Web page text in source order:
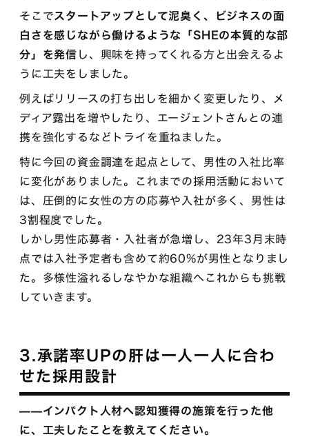
そこでスタートアップとして泥臭く、ビジネスの面
白さを感じながら働けるような「SHEの本質的な部
分」を発信し、興味を持ってくれる方と出会えるよ
うに工夫をしました。
例えばリリースの打ち出しを細かく変更したり、メ
ディア露出を増やしたり、エージェントさんとの連
携を強化するなどトライを重ねました。
特に今回の資金調達を起点として、男性の入社比率
に変化がありました。これまでの採用活動において
は、圧倒的に女性の方の応募や入社が多く、男性は
3割程度でした。
しかし男性応募者・入社者が急増し、23年3月末時
点では入社予定者も含めて約60%が男性となりまし
た。多様性溢れるしなやかな組織へこれからも挑戦
していきます。
3.承諾率UPの肝は一人一人に合わ
せた採用設計
——インパクト人材へ認知獲得の施策を行った他
に、工夫したことを教えてください。